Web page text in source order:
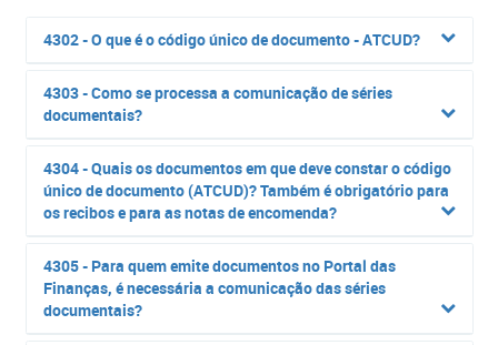
4302 - O que é o código único de documento - ATCUD?
4303 - Como se processa a comunicação de séries
documentais?
4304 - Quais os documentos em que deve constar o código
único de documento (ATCUD)? Também é obrigatório para
os recibos e para as notas de encomenda?
4305 - Para quem emite documentos no Portal das
Finanças, é necessária a comunicação das séries
documentais?